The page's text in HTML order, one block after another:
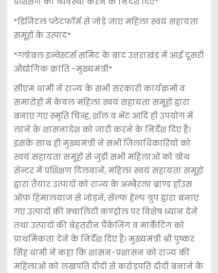
*डिजिटल प्लेटफॉर्म से जोड़े जाए महिला स्वयं सहायता
समूहों के उत्पाद*
*ग्लोबल इन्वेस्टर्स समिट के बाद उत्तराखंड में आई दूसरी
औद्योगिक क्रांति -मुख्यमंत्री*
सीएम धामी ने राज्य के सभी सरकारी कार्यक्रमों व
समारोहों में केवल महिला स्वयं सहायता समूहों द्वारा
बनाए गए स्मृति चिन्ह, शॉल व भेंट आदि ही उपयोग में
लाने के शासनादेश को जारी करने के निर्देश दिए हैं।
इसके साथ ही मुख्यमंत्री ने सभी जिलाधिकारियों को
स्वयं सहायता समूहों से जुड़ी सभी महिलाओं को ग्रोथ
सेन्टर में प्रशिक्षण दिलवाने, महिला स्वयं सहायता समूहो
द्वारा तैयार उत्पादों को राज्य के अम्बै्रला ब्राण्ड हॉउस
ऑफ हिमालयाज से जोड़ने, सेल्फ हेल्प ग्रुप द्वारा बनाए
गए उत्पादों की क्वालिटी कण्ट्रोल पर विशेष ध्यान देने
तथा उत्पादों की बेहतरीन पैंकेजिंग व मार्केटिंग को
प्राथमिकता देने के निर्देश दिए हैं। मुख्यमंत्री श्री पुष्कर
सिंह धामी ने कहा कि शासन-प्रशासन को राज्य की
महिलाओं को लखपति दीदी से करोड़पति दीदी बनाने के